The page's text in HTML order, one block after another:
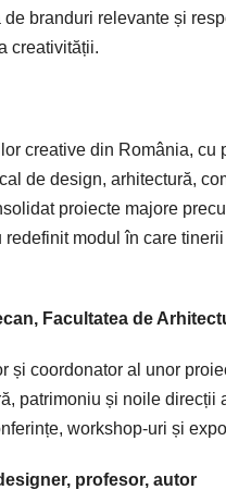
branduri relevante și
creativității.
creative din România, cu
de design, arhitectură,
proiecte majore
modul în care
Facultatea de
și coordonator al unor
patrimoniu și noile
workshop-uri și
profesor, autor